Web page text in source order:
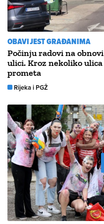
OBAVIJEST GRAĐANIMA
Počinju radovi na
ulici. Kroz nekoliko
prometa
Rijeka i PGŽ